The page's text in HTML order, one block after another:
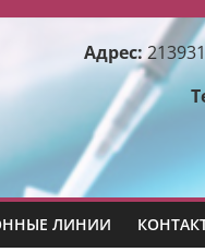
Адрес:
ЛИНИИ